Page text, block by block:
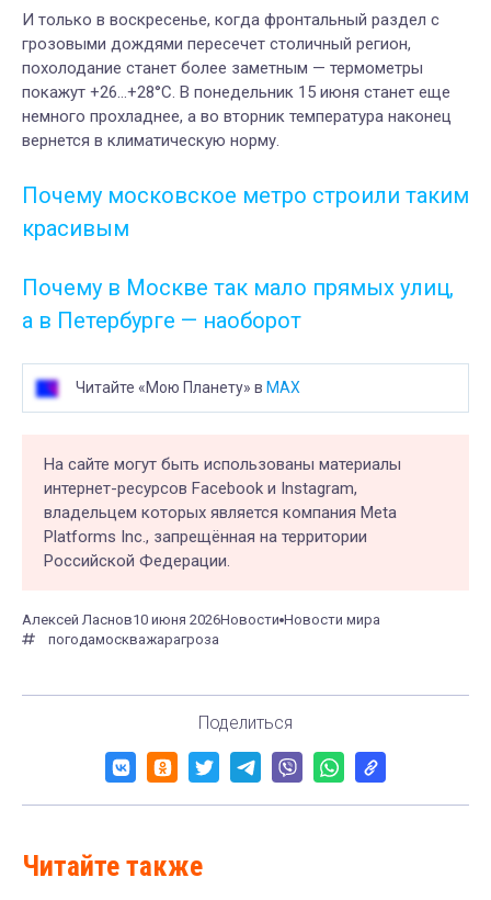
И только в воскресенье, когда фронтальный раздел с
грозовыми дождями пересечет столичный регион,
похолодание станет более заметным — термометры
покажут +26…+28°C. В понедельник 15 июня станет еще
немного прохладнее, а во вторник температура наконец
вернется в климатическую норму.
Почему московское метро строили таким
красивым
Почему в Москве так мало прямых улиц,
а в Петербурге — наоборот
Читайте «Мою Планету» в MAX
На сайте могут быть использованы материалы
интернет-ресурсов Facebook и Instagram,
владельцем которых является компания Meta
Platforms Inc., запрещённая на территории
Российской Федерации.
Алексей Ласнов10 июня 2026Новости Новости мира
погодамоскважарагроза
Поделиться
Читайте также